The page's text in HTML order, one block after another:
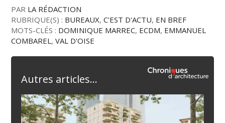
PAR LA RÉDACTION
RUBRIQUE(S) : BUREAUX,C'EST D'ACTU, EN BREF
MOTS-CLÉS : DOMINIQUE MARREC, ECDM, EMMANUEL
COMBAREL,VAL D'OISE
Autres articles...